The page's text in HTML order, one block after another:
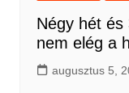
Négy hét és
nem elég a
augusztus 5,